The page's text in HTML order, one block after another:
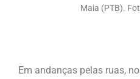
Maia (PTB).
Em andanças pelas ruas,